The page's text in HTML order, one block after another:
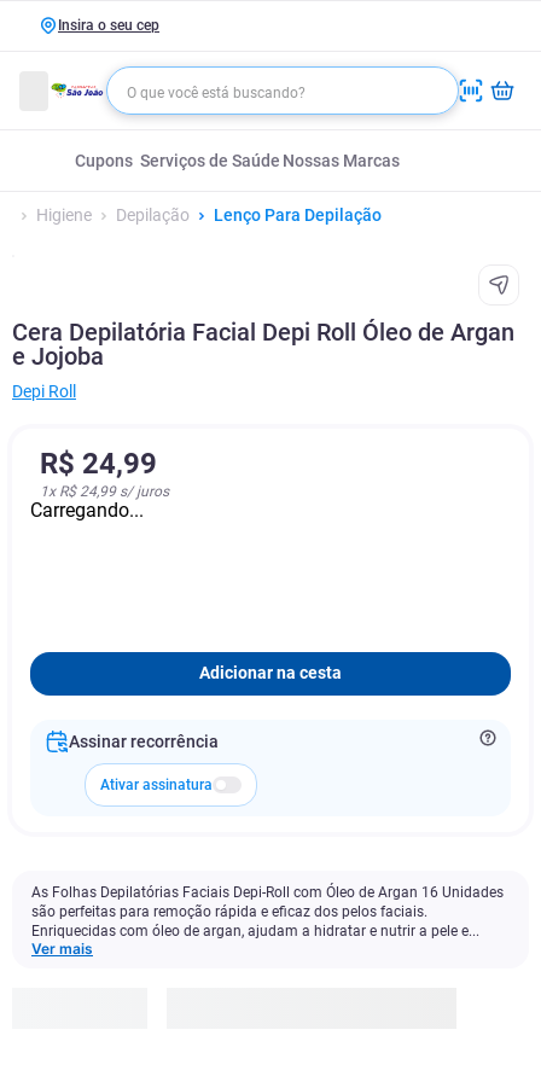
Insira o seu cep
Cupons Serviços de Saúde Nossas Marcas
Higiene Depilação Lenço Para Depilação
Cera Depilatória Facial Depi Roll Óleo de Argan
e Jojoba
Depi Roll
R$ 24,99
1x R$ 24,99s/ juros
Carregando...
Adicionar na cesta
Assinar recorrência
Ativar assinatura
As Folhas Depilatórias Faciais Depi-Roll com Óleo de Argan 16 Unidades
são perfeitas para remoção rápida e eficaz dos pelos faciais.
Enriquecidas com óleo de argan, ajudam a hidratar e nutrir a pele e...
Ver mais